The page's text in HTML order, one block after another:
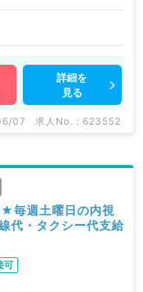
詳細を
見る
07 求人No. : 623552
★毎週土曜日の内視
代・タクシー代支給
可